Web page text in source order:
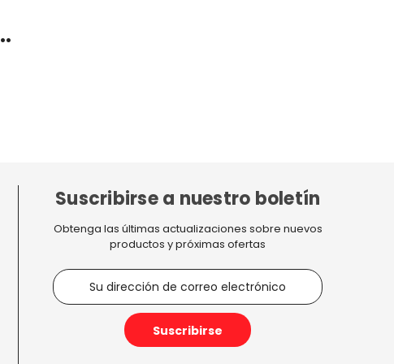
Suscribirse a nuestro boletín
Obtenga las últimas actualizaciones sobre nuevos
productos y próximas ofertas
D
i